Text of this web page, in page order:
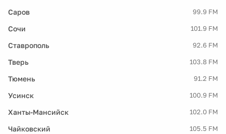
Саров 99.9 FM
Сочи 101.9 FM
Ставрополь 92.6 FM
Тверь 103.8 FM
Тюмень 91.2 FM
Усинск 100.9 FM
Ханты-Мансийск 102.0 FM
Чайковский 105.5 FM